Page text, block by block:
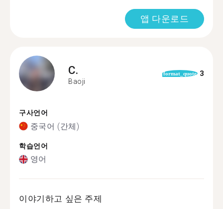
앱 다운로드
C.
Baoji
format_quote 3
구사언어
중국어 (간체)
학습언어
영어
이야기하고 싶은 주제